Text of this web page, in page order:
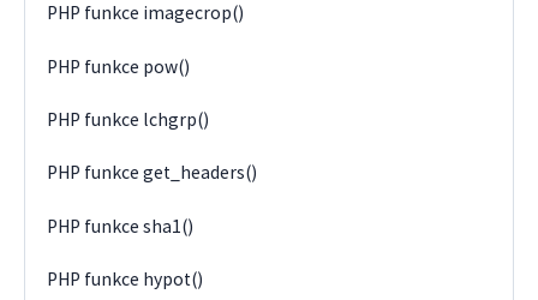
PHP funkce imagecrop()
PHP funkce pow()
PHP funkce lchgrp()
PHP funkce get_headers()
PHP funkce sha1()
PHP funkce hypot()